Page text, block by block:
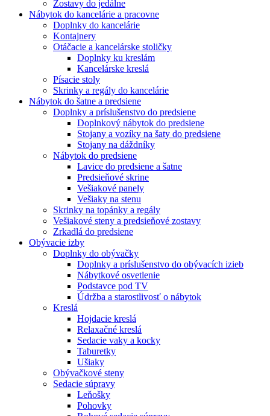
Zostavy do jedálne
Nábytok do kancelárie a pracovne
Doplnky do kancelárie
Kontajnery
Otáčacie a kancelárske stoličky
Doplnky ku kreslám
Kancelárske kreslá
Písacie stoly
Skrinky a regály do kancelárie
Nábytok do šatne a predsiene
Doplnky a príslušenstvo do predsiene
Doplnkový nábytok do predsiene
Stojany a vozíky na šaty do predsiene
Stojany na dáždníky
Nábytok do predsiene
Lavice do predsiene a šatne
Predsieňové skrine
Vešiakové panely
Vešiaky na stenu
Skrinky na topánky a regály
Vešiakové steny a predsieňové zostavy
Zrkadlá do predsiene
Obývacie izby
Doplnky do obývačky
Doplnky a príslušenstvo do obývacích izieb
Nábytkové osvetlenie
Podstavce pod TV
Údržba a starostlivosť o nábytok
Kreslá
Hojdacie kreslá
Relaxačné kreslá
Sedacie vaky a kocky
Taburetky
Ušiaky
Obývačkové steny
Sedacie súpravy
Leňošky
Pohovky